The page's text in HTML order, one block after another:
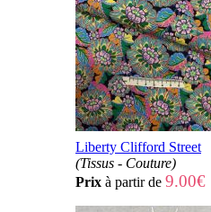
Liberty Clifford Street
(Tissus - Couture)
Prix à partir de 9.00€